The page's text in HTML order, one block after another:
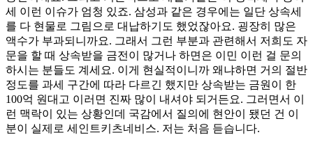
세 이런 이슈가 엄청 있죠. 삼성과 같은 경우에는 일단 상속세
를 다 현물로 그림으로 대납하기도 했었잖아요. 굉장히 많은
액수가 부과되니까요. 그래서 그런 부분과 관련해서 저희도 자
문을 할 때 상속받을 금전이 많거나 하면은 이민 이런 걸 문의
하시는 분들도 계세요. 이게 현실적이니까 왜냐하면 거의 절반
정도를 과세 구간에 따라 다르긴 했지만 상속받는 금원이 한
100억 원대고 이러면 진짜 많이 내셔야 되거든요. 그러면서 이
런 맥락이 있는 상황인데 국감에서 질의에 현안이 됐던 건 이
분이 실제로 세인트키츠네비스. 저는 처음 듣습니다.